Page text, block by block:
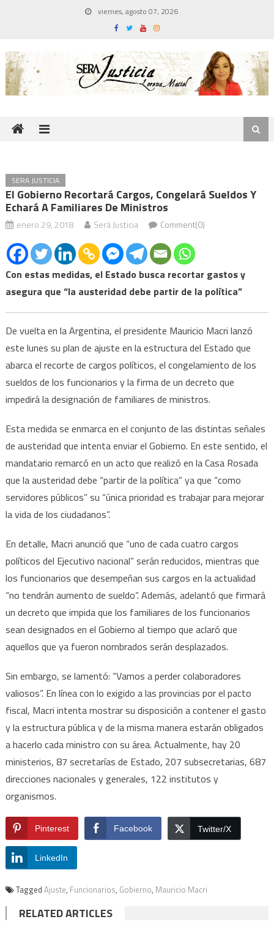
viernes, agosto 07, 2026
SERA JUSTICIA
El Gobierno Recortará Cargos, Congelará Sueldos Y
Echará A Familiares De Ministros
enero 29, 2018 Será Justicia Comment(0)
Con estas medidas, el Estado busca recortar gastos y
asegura que “la austeridad debe partir de la política”
De vuelta en la Argentina, el presidente Mauricio Macri lanzó
este lunes su plan de ajuste en la estructura del Estado que
abarca el recorte de cargos políticos, el congelamiento de los
sueldos de los funcionarios y la firma de un decreto que
impedirá la designación de familiares de ministros.
Esta medida se enmarca en el conjunto de las distintas señales
de austeridad que intenta enviar el Gobierno. En este sentido, el
mandatario remarcó en un acto que realizó en la Casa Rosada
que la austeridad debe “partir de la política” ya que “como
servidores públicos” su “única prioridad es trabajar para mejorar
la vida de los ciudadanos”.
En detalle, Macri anunció que “uno de cada cuatro cargos
políticos del Ejecutivo nacional” serán reducidos, mientras que
los funcionarios que desempeñan sus cargos en la actualidad
“no tendrán aumento de sueldo”. Además, adelantó que firmará
un decreto que impida que los familiares de los funcionarios
sean designados en el Gobierno al tiempo que aclaró que
aquellos que ya fueron nombrados serán desplazados.
Sin embargo, se lamentó: “Vamos a perder colaboradores
valiosos”. En línea con lo exigido a las provincias por el pacto
fiscal, Macri intenta mostrar su disposición a contener el gasto
y la estructura pública y de la misma manera estarán obligados
a hacerlo cada ministro con su área. Actualmente, hay 20
ministerios, 87 secretarías de Estado, 207 subsecretarias, 687
direcciones nacionales y generales, 122 institutos y
organismos.
Pinterest Facebook Twitter/X
LinkedIn
Tagged Ajuste, Funcionarios, Gobierno, Mauricio Macri
RELATED ARTICLES